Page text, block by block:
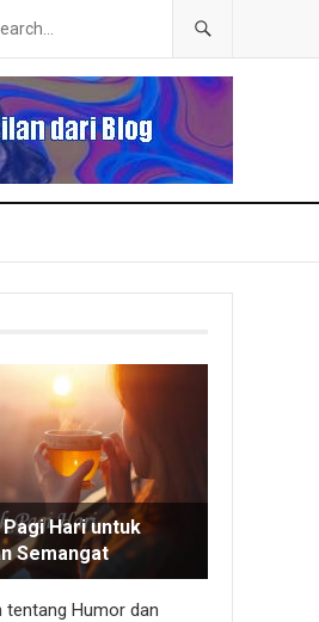
Hari untuk
Semangat
tentang Humor dan